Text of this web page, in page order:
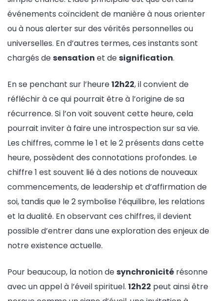
événements coïncident de manière à nous orienter
ou à nous alerter sur des vérités personnelles ou
universelles. En d’autres termes, ces instants sont
chargés de sensation et de signification.
En se penchant sur l’heure12h22, il convient de
réfléchir à ce qui pourrait être à l’origine de sa
récurrence. Si l’on voit souvent cette heure, cela
pourrait inviter à faire une introspection sur sa vie.
Les chiffres, comme le 1 et le 2 présents dans cette
heure, possèdent des connotations profondes. Le
chiffre 1 est souvent lié à des notions de nouveaux
commencements, de leadership et d’affirmation de
soi, tandis que le 2 symbolise l’équilibre, les relations
et la dualité. En observant ces chiffres, il devient
possible d’entrer dans une exploration des enjeux de
notre existence actuelle.
Pour beaucoup, la notion de synchronicité résonne
avec un appel à l’éveil spirituel. 12h22 peut ainsi être